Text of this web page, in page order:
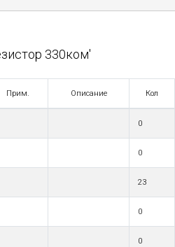
330ком'
Прим. Описание Кол
0
0
23
0
0